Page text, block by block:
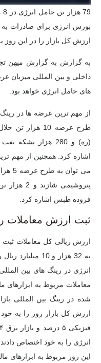
ارزش کل بازار را در این روز
داخلی و بین المللی میزبان
های حامل انرژی خواهد بود.
از مهم ترین عرضه ها در
(ره) و 280 هزار
اشاره کرد. همچنین از مهم
می
فروده طبس اشاره کرد.
ثبت ارزش معاملات روزانه 32 هزار
به 32 هزار و
انرژی در رینگ های بین
معاملات مربوط به ابزارهای
ارزش کل بازار روز را به
انرژی را به خود اختصاص
این روز مربوط به ابزارهای